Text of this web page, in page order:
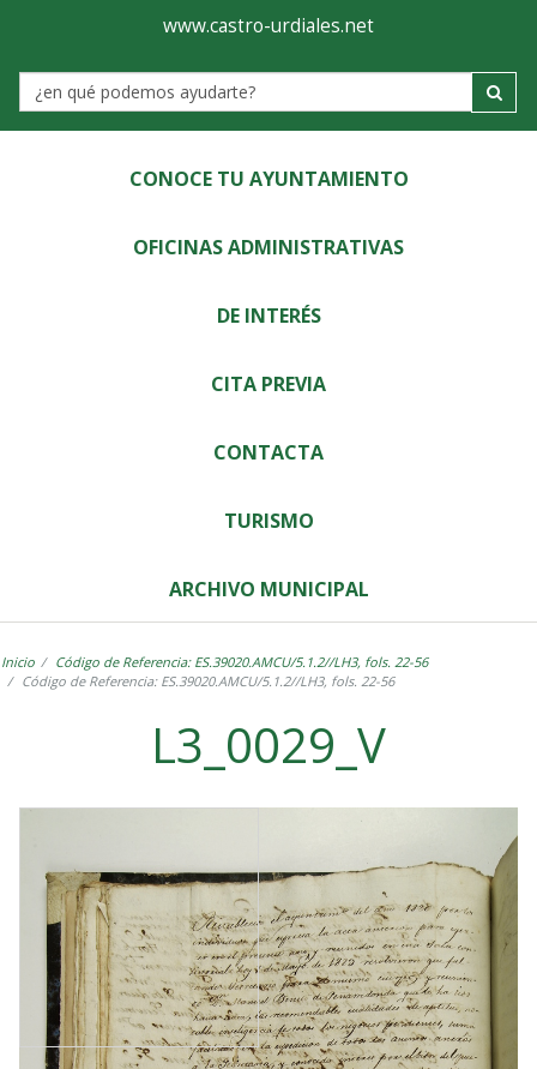
Ayuntamiento
de
Castro-
Urdiales
www.castro-urdiales.net
Label
CONOCE TU AYUNTAMIENTO
OFICINAS ADMINISTRATIVAS
DE INTERÉS
CITA PREVIA
CONTACTA
TURISMO
ARCHIVO MUNICIPAL
Inicio
Código de Referencia: ES.39020.AMCU/5.1.2//LH3, fols. 22-56
Código de Referencia: ES.39020.AMCU/5.1.2//LH3, fols. 22-56
L3_0029_V